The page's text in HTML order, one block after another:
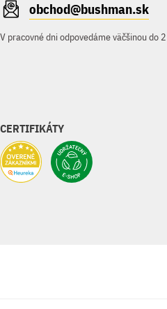
obchod@bushman.sk
V pracovné dni odpovedáme väčšinou do
CERTIFIKÁTY